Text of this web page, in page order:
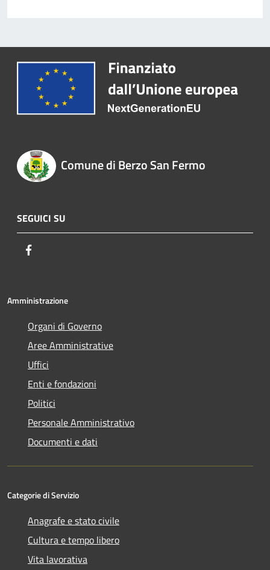
Comune di Berzo San Fermo
SEGUICI SU
Amministrazione
Organi di Governo
Aree Amministrative
Uffici
Enti e fondazioni
Politici
Personale Amministrativo
Documenti e dati
Categorie di Servizio
Anagrafe e stato civile
Cultura e tempo libero
Vita lavorativa